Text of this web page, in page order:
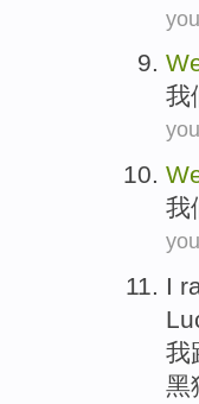
我
我
I
我
黑